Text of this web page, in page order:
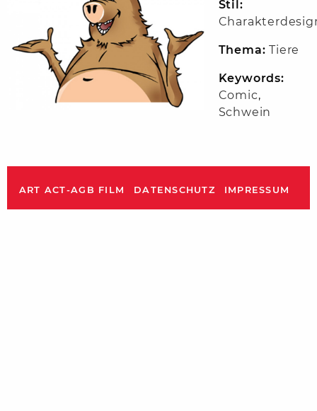
Stil:
Thema: Tiere
Keywords:
Comic,
Schwein
ART ACT-AGB FILM DATENSCHUTZ IMPRESSUM